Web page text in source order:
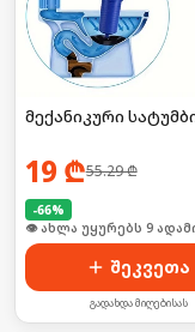
მექანიკური
19 ₾55.29₾
-66%
🛒 ბოლო 24სთ-ში იყიდა
შეკვეთა
გადახდა მიღებისას